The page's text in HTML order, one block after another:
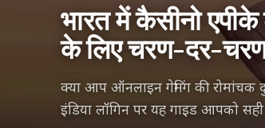
भारत में कैसीनो
के लिए चरण-दर-चरण
क्या आप ऑनलाइन गेमिंग की रोमांचक
इंडिया लॉगिन पर यह गाइड आपको सही